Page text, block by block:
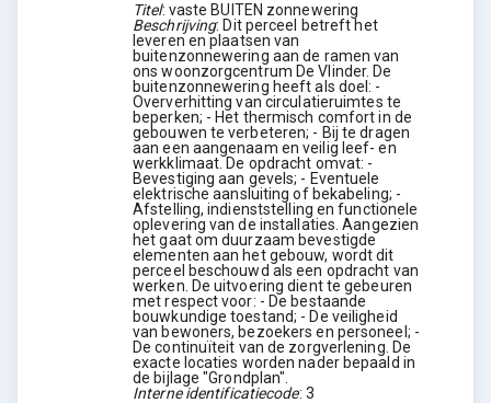
Titel: vaste BUITEN zonnewering
Beschrijving: Dit perceel betreft het
leveren en plaatsen van
buitenzonnewering aan de ramen van
ons woonzorgcentrum De Vlinder. De
buitenzonnewering heeft als doel: -
Oververhitting van circulatieruimtes te
beperken; - Het thermisch comfort in de
gebouwen te verbeteren; - Bij te dragen
aan een aangenaam en veilig leef- en
werkklimaat. De opdracht omvat: -
Bevestiging aan gevels; - Eventuele
elektrische aansluiting of bekabeling; -
Afstelling, indienststelling en functionele
oplevering van de installaties. Aangezien
het gaat om duurzaam bevestigde
elementen aan het gebouw, wordt dit
perceel beschouwd als een opdracht van
werken. De uitvoering dient te gebeuren
met respect voor: - De bestaande
bouwkundige toestand; - De veiligheid
van bewoners, bezoekers en personeel; -
De continuïteit van de zorgverlening. De
exacte locaties worden nader bepaald in
de bijlage "Grondplan".
Interne identificatiecode: 3